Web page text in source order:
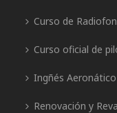
Curso de
Curso oficial de
Ingñés Aeronático
Renovación y